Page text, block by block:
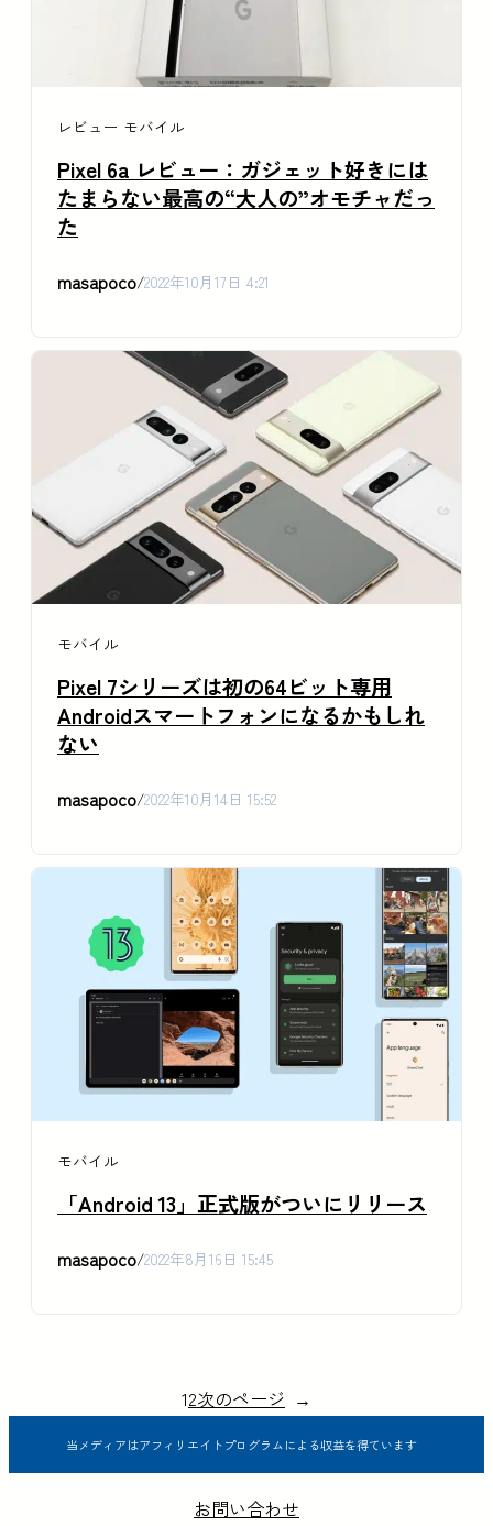
レビュー モバイル
Pixel 6a レビュー：ガジェット好きには
たまらない最高の“大人の”オモチャだっ
た
masapoco/2022年10月17日 4:21
モバイル
Pixel 7シリーズは初の64ビット専用
Androidスマートフォンになるかもしれ
ない
masapoco/2022年10月14日 15:52
モバイル
「Android 13」正式版がついにリリース
masapoco/2022年8月16日 15:45
12次のページ →
当メディアはアフィリエイトプログラムによる収益を得ています
お問い合わせ